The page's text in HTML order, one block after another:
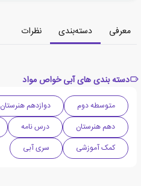
معرفی دسته‌بندی نظرات
دسته بندی های آبی خواص مواد
متوسطه دوم دوازدهم هنرستان
دهم هنرستان
درس نامه
کمک آموزشی
سری آبی